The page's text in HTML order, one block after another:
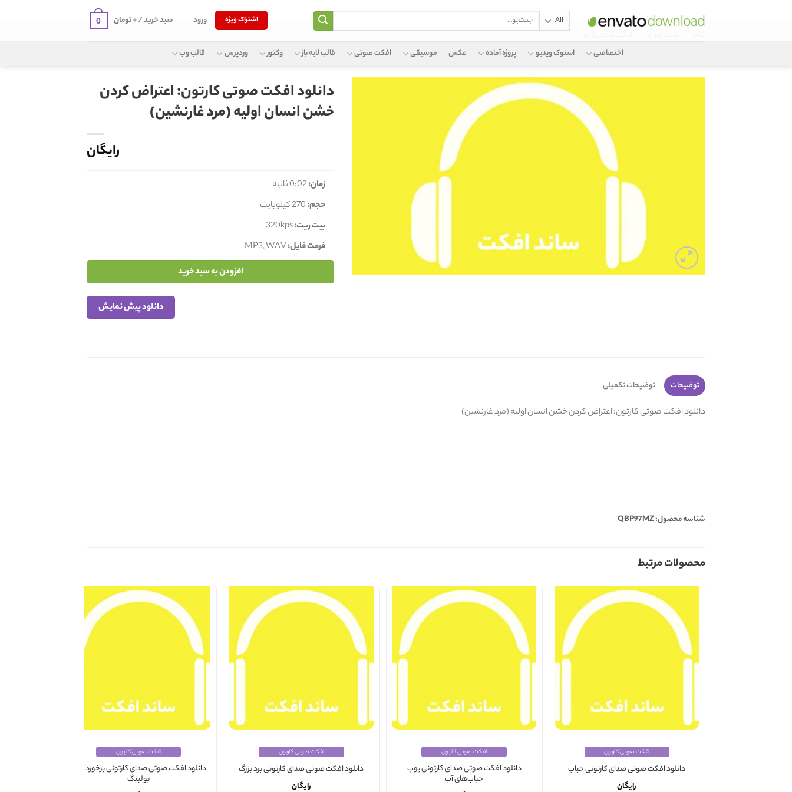
برای:
اشتراک ویژه ورود سبد خرید /۰تومان 0
اختصاصی استوک ویدیو پروژه آماده عکس موسیقی افکت صوتی قالب لایه باز وکتور وردپرس قالب وب
دانلود افکت صوتی کارتون: اعتراض کردن
خشن انسان اولیه (مرد غارنشین)
رایگان
زمان:0:02 ثانیه
حجم:270 کیلوبایت
بیت ریت:320kps
فرمت فایل:MP3, WAV
افزودن به سبد خرید
دانلود پیش نمایش
توضیحات توضیحات تکمیلی
دانلود افکت صوتی کارتون: اعتراض کردن خشن انسان اولیه (مرد غارنشین)
شناسه محصول: QBP97MZ
محصولات مرتبط
افکت صوتی کارتون
دانلود افکت صوتی صدای کارتونی حباب
رایگان
افکت صوتی کارتون
دانلود افکت صوتی صدای کارتونی پوپ
حباب‌های آب
افکت صوتی کارتون
دانلود افکت صوتی صدای کارتونی برد بزرگ
رایگان
افکت صوتی کارتون
دانلود افکت صوتی صدای کارتونی برخورد توپ
بولینگ